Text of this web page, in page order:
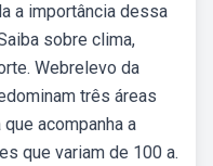
a importância dessa
sobre clima,
Webrelevo da
três áreas
acompanha a
que variam de 100 a.